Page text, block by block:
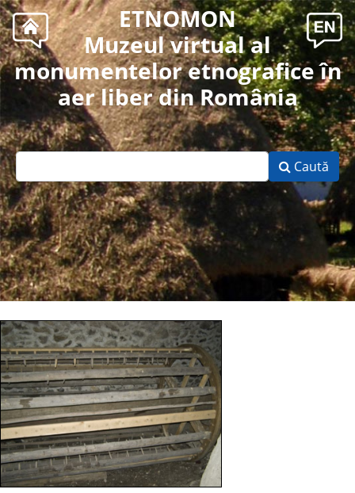
ETNOMON
Muzeul virtual al
monumentelor etnografice în
aer liber din România
Caută